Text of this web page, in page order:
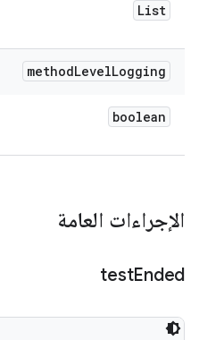
List
methodLevelLogging
boolean
الإجراءات العامة
testEnded